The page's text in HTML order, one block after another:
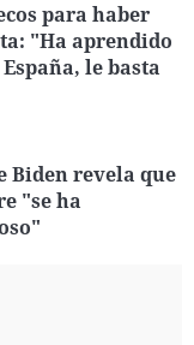
para haber
"Ha aprendido
le basta
Biden revela que
"se ha